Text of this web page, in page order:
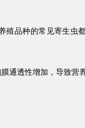
殖品种的常见寄生虫
通透性增加，导致营